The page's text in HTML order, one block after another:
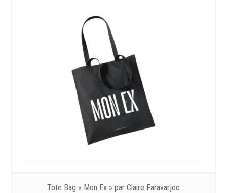
Tote Bag « Mon Ex » par Claire Faravarjoo